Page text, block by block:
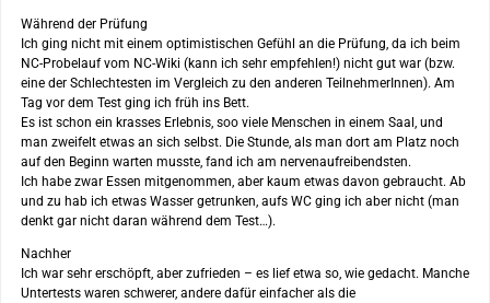
Während der Prüfung
Ich ging nicht mit einem optimistischen Gefühl an die Prüfung, da ich beim
NC-Probelauf vom NC-Wiki (kann ich sehr empfehlen!) nicht gut war (bzw.
eine der Schlechtesten im Vergleich zu den anderen TeilnehmerInnen). Am
Tag vor dem Test ging ich früh ins Bett.
Es ist schon ein krasses Erlebnis, soo viele Menschen in einem Saal, und
man zweifelt etwas an sich selbst. Die Stunde, als man dort am Platz noch
auf den Beginn warten musste, fand ich am nervenaufreibendsten.
Ich habe zwar Essen mitgenommen, aber kaum etwas davon gebraucht. Ab
und zu hab ich etwas Wasser getrunken, aufs WC ging ich aber nicht (man
denkt gar nicht daran während dem Test…).
Nachher
Ich war sehr erschöpft, aber zufrieden – es lief etwa so, wie gedacht. Manche
Untertests waren schwerer, andere dafür einfacher als die